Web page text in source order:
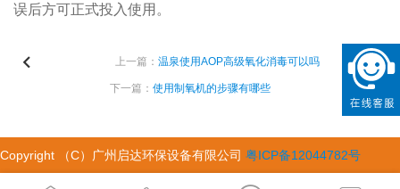
误后方可正式投入使用。
上一篇： 温泉使用AOP高级氧化消毒可以吗
下一篇：使用制氧机的步骤有哪些
Copyright （C）广州启达环保设备有限公司 粤ICP备12044782号